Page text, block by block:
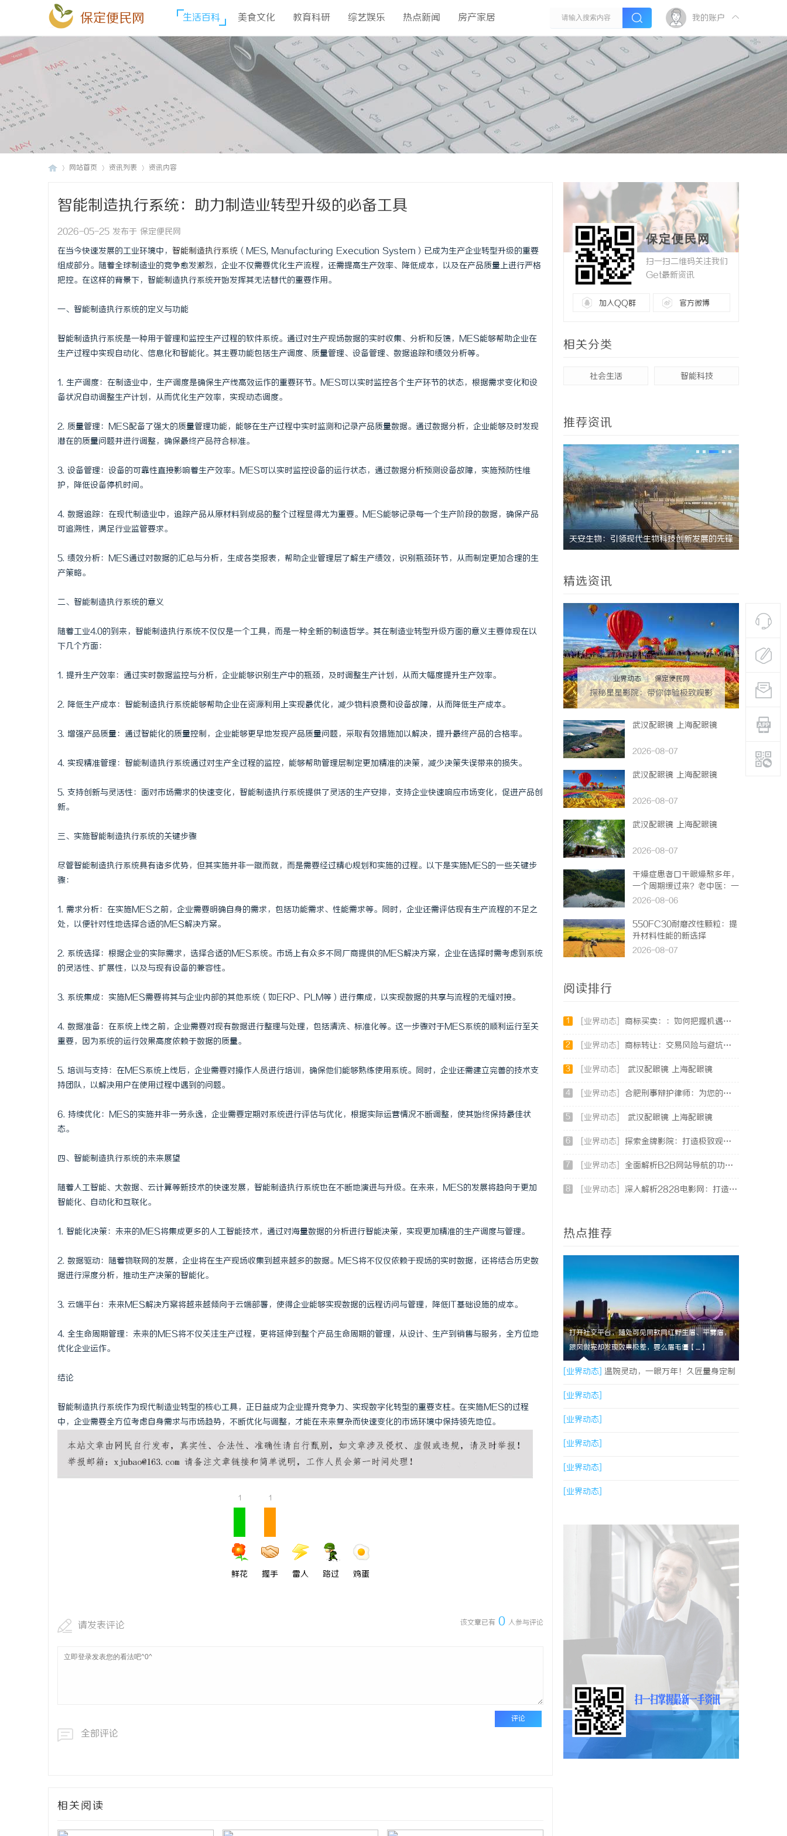
保定便民网 生活百科 美食文化 教育科研 综艺娱乐 热点新闻 房产家居 我的账户
网站首页 资讯列表 资讯内容
智能制造执行系统：助力制造业转型升级的必备工具
2026-05-25 发布于 保定便民网
在当今快速发展的工业环境中， 智能制造执行系统 （MES, Manufacturing Execution System）已成为生产企业转型升级的重要
组成部分。随着全球制造业的竞争愈发激烈，企业不仅需要优化生产流程，还需提高生产效率、降低成本，以及在产品质量上进行严格
把控。在这样的背景下，智能制造执行系统开始发挥其无法替代的重要作用。
一、智能制造执行系统的定义与功能
智能制造执行系统是一种用于管理和监控生产过程的软件系统。通过对生产现场数据的实时收集、分析和反馈，MES能够帮助企业在
生产过程中实现自动化、信息化和智能化。其主要功能包括生产调度、质量管理、设备管理、数据追踪和绩效分析等。
1. 生产调度：在制造业中，生产调度是确保生产线高效运作的重要环节。MES可以实时监控各个生产环节的状态，根据需求变化和设
备状况自动调整生产计划，从而优化生产效率，实现动态调度。
2. 质量管理：MES配备了强大的质量管理功能，能够在生产过程中实时监测和记录产品质量数据。通过数据分析，企业能够及时发现
潜在的质量问题并进行调整，确保最终产品符合标准。
3. 设备管理：设备的可靠性直接影响着生产效率。MES可以实时监控设备的运行状态，通过数据分析预测设备故障，实施预防性维
护，降低设备停机时间。
4. 数据追踪：在现代制造业中，追踪产品从原材料到成品的整个过程显得尤为重要。MES能够记录每一个生产阶段的数据，确保产品
可追溯性，满足行业监管要求。
5. 绩效分析：MES通过对数据的汇总与分析，生成各类报表，帮助企业管理层了解生产绩效，识别瓶颈环节，从而制定更加合理的生
产策略。
二、智能制造执行系统的意义
随着工业4.0的到来，智能制造执行系统不仅仅是一个工具，而是一种全新的制造哲学。其在制造业转型升级方面的意义主要体现在以
下几个方面：
1. 提升生产效率：通过实时数据监控与分析，企业能够识别生产中的瓶颈，及时调整生产计划，从而大幅度提升生产效率。
2. 降低生产成本：智能制造执行系统能够帮助企业在资源利用上实现最优化，减少物料浪费和设备故障，从而降低生产成本。
3. 增强产品质量：通过智能化的质量控制，企业能够更早地发现产品质量问题，采取有效措施加以解决，提升最终产品的合格率。
4. 实现精准管理：智能制造执行系统通过对生产全过程的监控，能够帮助管理层制定更加精准的决策，减少决策失误带来的损失。
5. 支持创新与灵活性：面对市场需求的快速变化，智能制造执行系统提供了灵活的生产安排，支持企业快速响应市场变化，促进产品创
新。
三、实施智能制造执行系统的关键步骤
尽管智能制造执行系统具有诸多优势，但其实施并非一蹴而就，而是需要经过精心规划和实施的过程。以下是实施MES的一些关键步
骤：
1. 需求分析：在实施MES之前，企业需要明确自身的需求，包括功能需求、性能需求等。同时，企业还需评估现有生产流程的不足之
处，以便针对性地选择合适的MES解决方案。
2. 系统选择：根据企业的实际需求，选择合适的MES系统。市场上有众多不同厂商提供的MES解决方案，企业在选择时需考虑到系统
的灵活性、扩展性，以及与现有设备的兼容性。
3. 系统集成：实施MES需要将其与企业内部的其他系统（如ERP、PLM等）进行集成，以实现数据的共享与流程的无缝对接。
4. 数据准备：在系统上线之前，企业需要对现有数据进行整理与处理，包括清洗、标准化等。这一步骤对于MES系统的顺利运行至关
重要，因为系统的运行效果高度依赖于数据的质量。
5. 培训与支持：在MES系统上线后，企业需要对操作人员进行培训，确保他们能够熟练使用系统。同时，企业还需建立完善的技术支
持团队，以解决用户在使用过程中遇到的问题。
6. 持续优化：MES的实施并非一劳永逸，企业需要定期对系统进行评估与优化，根据实际运营情况不断调整，使其始终保持最佳状
态。
四、智能制造执行系统的未来展望
随着人工智能、大数据、云计算等新技术的快速发展，智能制造执行系统也在不断地演进与升级。在未来，MES的发展将趋向于更加
智能化、自动化和互联化。
1. 智能化决策：未来的MES将集成更多的人工智能技术，通过对海量数据的分析进行智能决策，实现更加精准的生产调度与管理。
2. 数据驱动：随着物联网的发展，企业将在生产现场收集到越来越多的数据。MES将不仅仅依赖于现场的实时数据，还将结合历史数
据进行深度分析，推动生产决策的智能化。
3. 云端平台：未来MES解决方案将越来越倾向于云端部署，使得企业能够实现数据的远程访问与管理，降低IT基础设施的成本。
4. 全生命周期管理：未来的MES将不仅关注生产过程，更将延伸到整个产品生命周期的管理，从设计、生产到销售与服务，全方位地
优化企业运作。
结论
智能制造执行系统作为现代制造业转型的核心工具，正日益成为企业提升竞争力、实现数字化转型的重要支柱。在实施MES的过程
中，企业需要全方位考虑自身需求与市场趋势，不断优化与调整，才能在未来复杂而快速变化的市场环境中保持领先地位。
1
鲜花
1
握手 雷人 路过 鸡蛋
该文章已有 0 人参与评论
请发表评论
评论
全部评论
相关阅读
保定便民网
扫一扫二维码关注我们
Get最新资讯
加入QQ群 官方微博
相关分类
社会生活 智能科技
推荐资讯
全解析 用优势
天安生物：引领现代生物科技创新发展的先锋
精选资讯
业界动态 | 保定便民网
探秘星星影院：带你体验极致观影
享受的独特空间
武汉配眼镜 上海配眼镜
2026-08-07
武汉配眼镜 上海配眼镜
2026-08-07
武汉配眼镜 上海配眼镜
2026-08-07
干燥症患者口干眼燥熬多年，
一个周期缓过来？老中医：一
张辨证方对症，身体找回津液
2026-08-06
550FC30耐磨改性颗粒：提
升材料性能的新选择
2026-08-07
阅读排行
1 [业界动态] 商标买卖：：如何把握机遇与规避风险
2 [业界动态] 商标转让：交易风险与避坑指南
3 [业界动态] 武汉配眼镜 上海配眼镜
4 [业界动态] 合肥刑事辩护律师：为您的权益保驾护航
5 [业界动态] 武汉配眼镜 上海配眼镜
6 [业界动态] 探索金牌影院：打造极致观影体验的现代影院典范
7 [业界动态] 全面解析B2B网站导航的功能与发展趋势
8 [业界动态] 深入解析2828电影网：打造高清免费视频观影新体验
热点推荐
打开社交平台，随处可见同款网红野生眉、平雾眉，
跟风做完却发现效果极差，要么眉毛僵【....】
[业界动态] 温婉灵动，一眼万年！久匠量身定制
的眉眼唇，才是你整张脸的点睛之笔！淡颜系女
生的气质加分项
[业界动态]
[业界动态]
[业界动态]
[业界动态]
[业界动态]